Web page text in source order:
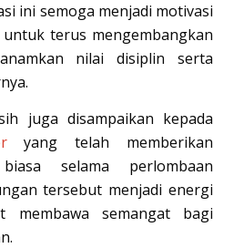
ini semoga menjadi motivasi
terus mengembangkan
nilai disiplin serta
juga disampaikan kepada
yang telah memberikan
selama perlombaan
tersebut menjadi energi
semangat bagi